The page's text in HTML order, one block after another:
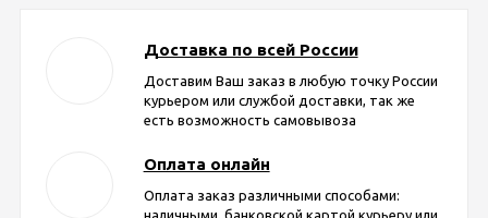
Доставка по всей России
Доставим Ваш заказ в любую точку России
курьером или службой доставки, так же
есть возможность самовывоза
Оплата онлайн
Оплата заказ различными способами:
наличными, банковской картой курьеру или